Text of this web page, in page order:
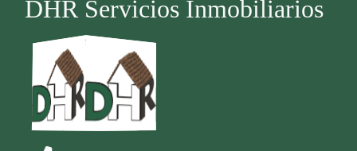
DHR Servicios Inmobiliarios